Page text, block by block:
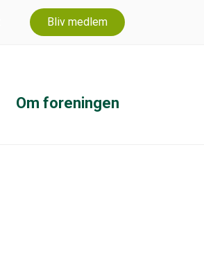
Bliv medlem
Om foreningen